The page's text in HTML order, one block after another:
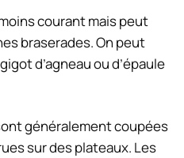
courant mais peut
braserades. On peut
d’agneau ou d’épaule
généralement coupées
sur des plateaux. Les